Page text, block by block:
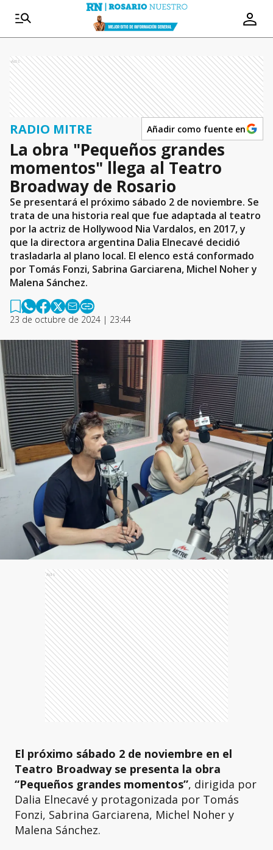
Ads
RADIO MITRE Añadir como fuente en
La obra "Pequeños grandes
momentos" llega al Teatro
Broadway de Rosario
Se presentará el próximo sábado 2 de noviembre. Se
trata de una historia real que fue adaptada al teatro
por la actriz de Hollywood Nia Vardalos, en 2017, y
que la directora argentina Dalia Elnecavé decidió
trasladarla al plano local. El elenco está conformado
por Tomás Fonzi, Sabrina Garciarena, Michel Noher y
Malena Sánchez.
23 de octubre de 2024 | 23:44
Ads
El próximo sábado 2 de noviembre en el
Teatro Broadway se presenta la obra
“Pequeños grandes momentos”, dirigida por
Dalia Elnecavé y protagonizada por Tomás
Fonzi, Sabrina Garciarena, Michel Noher y
Malena Sánchez.